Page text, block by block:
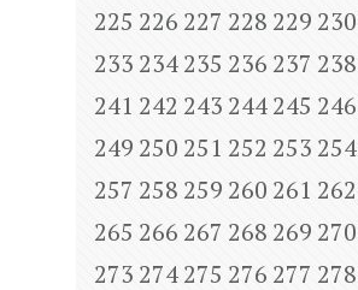
225 226 227 228 229 230
233 234235 236 237 238
241 242 243 244245 246
249 250 251 252 253 254
257 258 259 260 261 262
265 266 267 268 269 270
273 274275 276 277 278